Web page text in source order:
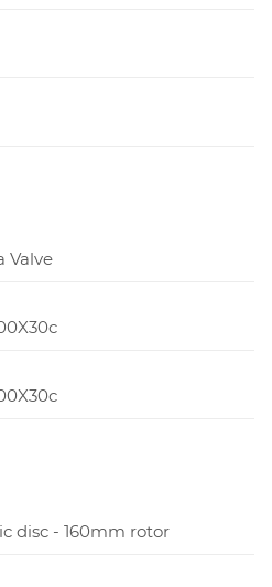
Valve
disc - 160mm rotor